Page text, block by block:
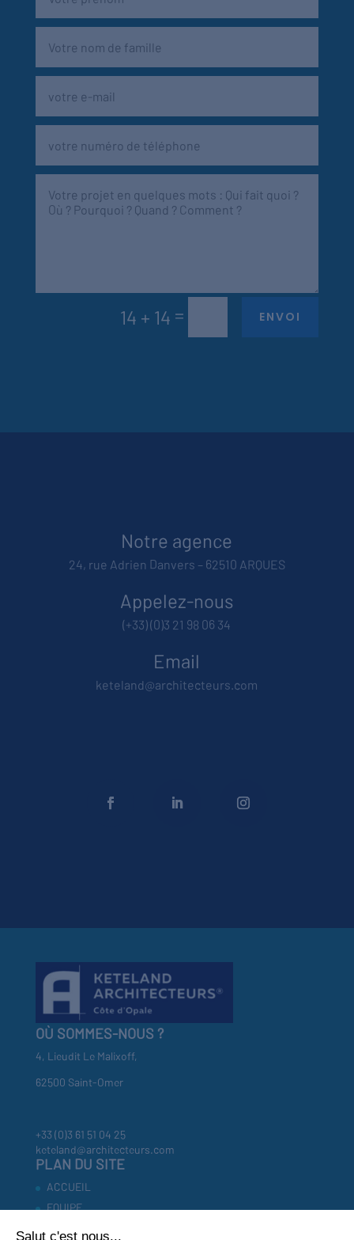
14 + 14 = ENVOI
Notre agence
24, rue Adrien Danvers – 62510 ARQUES
Appelez-nous
(+33) (0)3 21 98 06 34
Email
keteland@architecteurs.com
OÙ SOMMES-NOUS ?
4, Lieudit Le Malixoff,
62500 Saint-Omer
+33 (0)3 61 51 04 25
keteland@architecteurs.com
PLAN DU SITE
ACCUEIL
EQUIPE